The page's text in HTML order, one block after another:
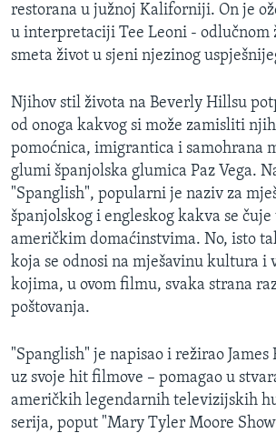
IZBJEGLIČKA STRANA
MAGAZIN
Learning English
PRATITE NAS
Jezici
restorana u južnoj Kaliforniji. On je
u interpretaciji Tee Leoni - odlučnom
smeta život u sjeni njezinog
Njihov stil života na Beverly Hillsu
od onoga kakvog si može zamisliti
pomoćnica, imigrantica i samohrana
glumi španjolska glumica Paz Vega.
"Spanglish", popularni je naziv za
španjolskog i engleskog kakva se
američkim domaćinstvima. No, isto
koja se odnosi na mješavinu kultura i
kojima, u ovom filmu, svaka strana
poštovanja.
"Spanglish" je napisao i režirao James
uz svoje hit filmove – pomagao u
američkih legendarnih televizijskih
serija, poput "Mary Tyler Moore